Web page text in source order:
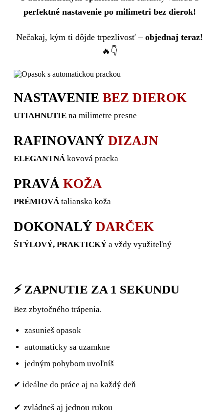
perfektné nastavenie po milimetri bez dierok!
Nečakaj, kým ti dôjde trpezlivosť – objednaj teraz!
🔥👇
NASTAVENIE BEZ DIEROK
UTIAHNUTIE na milimetre presne
RAFINOVANÝ DIZAJN
ELEGANTNÁ kovová pracka
PRAVÁ KOŽA
PRÉMIOVÁ talianska koža
DOKONALÝ DARČEK
ŠTÝLOVÝ, PRAKTICKÝ a vždy využiteľný
⚡ ZAPNUTIE ZA 1 SEKUNDU
Bez zbytočného trápenia.
zasunieš opasok
automaticky sa uzamkne
jedným pohybom uvoľníš
✔ ideálne do práce aj na každý deň
✔ zvládneš aj jednou rukou